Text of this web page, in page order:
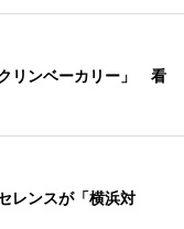
リンベーカリー」 看
レンスが「横浜対